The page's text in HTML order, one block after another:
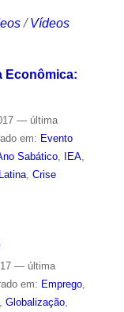
/Vídeos
Econômica:
— última
em: Evento
Sabático, IEA,
, Crise
— última
em: Emprego,
Globalização,